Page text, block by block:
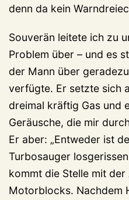
denn da kein
Souverän leitete ich zu
Problem über – und es
der Mann über
verfügte. Er setzte sich
dreimal kräftig Gas und
Geräusche, die mir
Er aber: „Entweder ist
Turbosauger
kommt die Stelle mit
Motorblocks. Nachdem